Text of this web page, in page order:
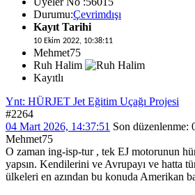
Durumu:Çevrimdışı
Kayıt Tarihi
10 Ekim 2022, 10:38:11
Mehmet75
Ruh Halim
Kayıtlı
Ynt: HÜRJET Jet Eğitim Uçağı Projesi
#2264
04 Mart 2026, 14:37:51 Son düzenlenme:
Mehmet75
O zaman ing-isp-tur , tek EJ motorunun
yapsın. Kendilerini ve Avrupayı ve hatta
ülkeleri en azından bu konuda Amerikan